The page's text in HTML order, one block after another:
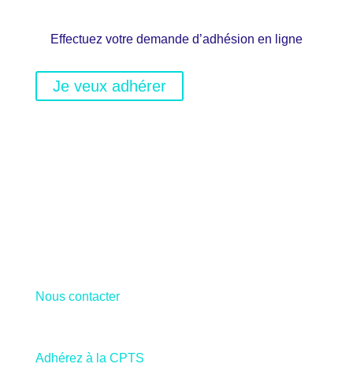
Effectuez votre demande d’adhésion en ligne
Je veux adhérer
Nous contacter
Adhérez à la CPTS